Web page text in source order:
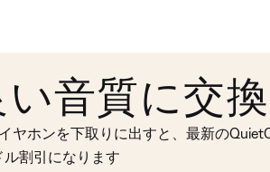
い音質に交換
ヤホンを下取りに出すと、最新の
ル割引になります